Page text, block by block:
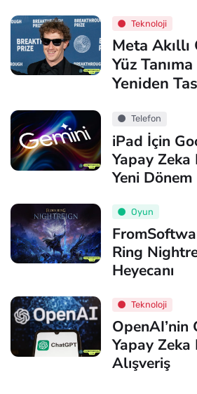
Teknoloji
Meta
Yüz
Yeniden
Telefon
iPad İçin
Yapay Zeka
Yeni Dönem
Oyun
Ring
Heyecanı
Teknoloji
OpenAI’nin
Yapay Zeka
Alışveriş